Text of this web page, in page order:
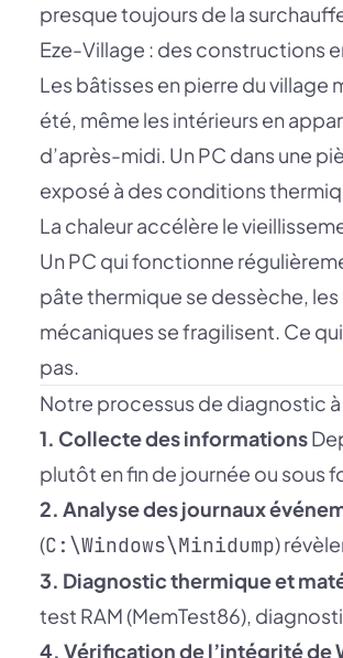
presque toujours de la
Eze-Village : des constructions
Les bâtisses en pierre du village
été, même les intérieurs en
d’après-midi. Un PC dans une
exposé à des conditions
La chaleur accélère le
Un PC qui fonctionne
pâte thermique se dessèche,
mécaniques se fragilisent. Ce
pas.
Notre processus de diagnostic à
1. Collecte des informations
plutôt en fin de journée ou sous
2. Analyse des journaux
(C:\Windows\Minidump)
3. Diagnostic thermique et
test RAM (MemTest86),
4. Vérification de l’intégrité de